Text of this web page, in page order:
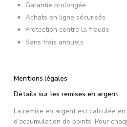
Garantie prolongée
Achats en ligne sécurisés
Protection contre la fraude
Sans frais annuels
Mentions légales
Détails sur les remises en argent
La remise en argent est calculée
d’accumulation de points. Pour